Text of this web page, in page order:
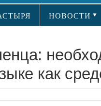
НОВОСТИ
как